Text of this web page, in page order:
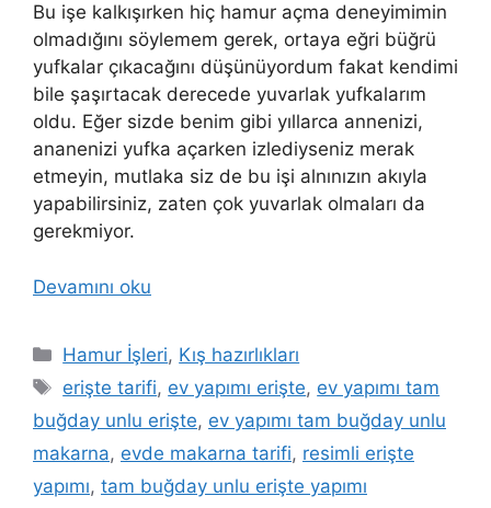
Bu işe kalkışırken hiç hamur açma deneyimimin
olmadığını söylemem gerek, ortaya eğri büğrü
yufkalar çıkacağını düşünüyordum fakat kendimi
bile şaşırtacak derecede yuvarlak yufkalarım
oldu. Eğer sizde benim gibi yıllarca annenizi,
ananenizi yufka açarken izlediyseniz merak
etmeyin, mutlaka siz de bu işi alnınızın akıyla
yapabilirsiniz, zaten çok yuvarlak olmaları da
gerekmiyor.
Devamını oku
Kategoriler
Hamur İşleri, Kış hazırlıkları
Etiketler
erişte tarifi, ev yapımı erişte, ev yapımı tam
buğday unlu erişte, ev yapımı tam buğday unlu
makarna, evde makarna tarifi, resimli erişte
yapımı, tam buğday unlu erişte yapımı